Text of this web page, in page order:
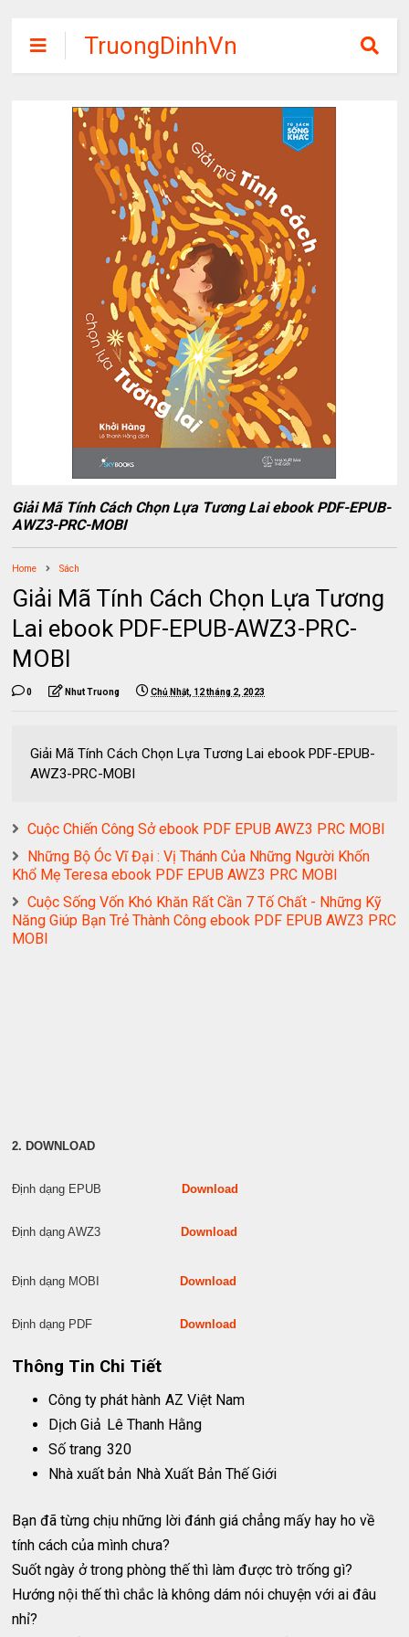
TruongDinhVn
Chia sẽ ebook,
các khóa học,
phần mềm học
tập miễn phí
Giải Mã Tính Cách Chọn Lựa Tương Lai ebook PDF-EPUB-
AWZ3-PRC-MOBI
Home Sách
Giải Mã Tính Cách Chọn Lựa Tương
Lai ebook PDF-EPUB-AWZ3-PRC-
MOBI
0 Nhut Truong Chủ Nhật, 12 tháng 2, 2023
Giải Mã Tính Cách Chọn Lựa Tương Lai ebook PDF-EPUB-
AWZ3-PRC-MOBI
Cuộc Chiến Công Sở ebook PDF EPUB AWZ3 PRC MOBI
Những Bộ Óc Vĩ Đại : Vị Thánh Của Những Người Khốn
Khổ Mẹ Teresa ebook PDF EPUB AWZ3 PRC MOBI
Cuộc Sống Vốn Khó Khăn Rất Cần 7 Tố Chất - Những Kỹ
Năng Giúp Bạn Trẻ Thành Công ebook PDF EPUB AWZ3 PRC
MOBI
2. DOWNLOAD
Định dạng EPUB Download
Định dạng AWZ3 Download
Định dạng MOBI Download
Định dạng PDF Download
Thông Tin Chi Tiết
Công ty phát hành AZ Việt Nam
Dịch Giả Lê Thanh Hằng
Số trang 320
Nhà xuất bản Nhà Xuất Bản Thế Giới
Bạn đã từng chịu những lời đánh giá chẳng mấy hay ho về
tính cách của mình chưa?
Suốt ngày ở trong phòng thế thì làm được trò trống gì?
Hướng nội thế thì chắc là không dám nói chuyện với ai đâu
nhỉ?